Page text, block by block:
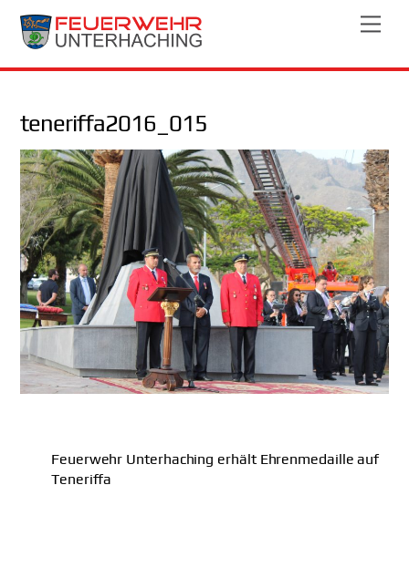
Skip
teneriffa2016_015
Feuerwehr Unterhaching erhält Ehrenmedaille auf
Teneriffa